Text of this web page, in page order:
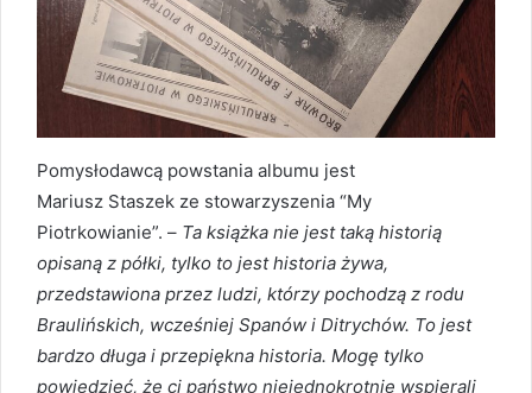
Pomysłodawcą powstania albumu jest
Mariusz Staszek ze stowarzyszenia “My
Piotrkowianie”. – Ta książka nie jest taką historią
opisaną z półki, tylko to jest historia żywa,
przedstawiona przez ludzi, którzy pochodzą z rodu
Braulińskich, wcześniej Spanów i Ditrychów. To jest
bardzo długa i przepiękna historia. Mogę tylko
powiedzieć, że ci państwo niejednokrotnie wspierali